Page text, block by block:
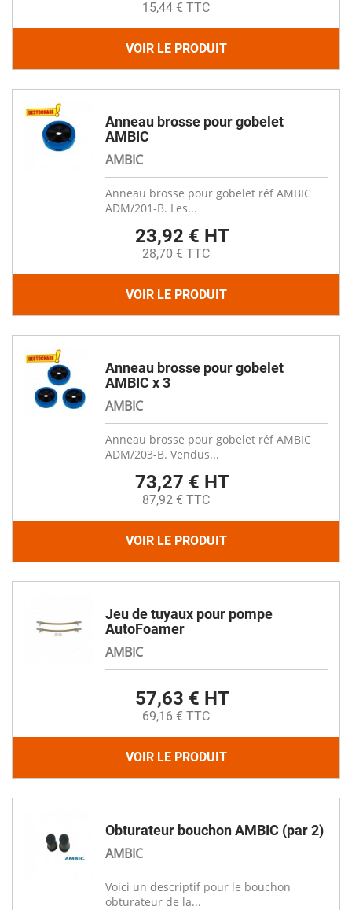
15,44 € TTC
VOIR LE PRODUIT
Anneau brosse pour gobelet
AMBIC
AMBIC
Anneau brosse pour gobelet réf AMBIC
ADM/201-B. Les...
23,92 € HT
28,70 € TTC
VOIR LE PRODUIT
Anneau brosse pour gobelet
AMBIC x 3
AMBIC
Anneau brosse pour gobelet réf AMBIC
ADM/203-B. Vendus...
73,27 € HT
87,92 € TTC
VOIR LE PRODUIT
Jeu de tuyaux pour pompe
AutoFoamer
AMBIC
57,63 € HT
69,16 € TTC
VOIR LE PRODUIT
Obturateur bouchon AMBIC (par 2)
AMBIC
Voici un descriptif pour le bouchon
obturateur de la...